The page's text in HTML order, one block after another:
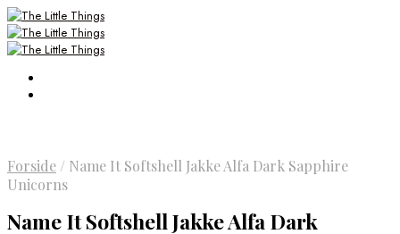
Forside / Name It Softshell Jakke Alfa Dark Sapphire
Unicorns
Name It Softshell Jakke Alfa Dark